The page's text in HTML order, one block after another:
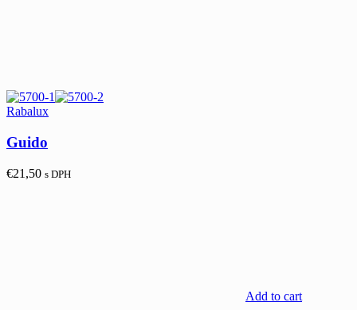
Rabalux
Guido
€21,50 s DPH
Add to cart